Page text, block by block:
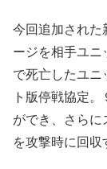
今回追加された
ージを相手ユニ
で死亡したユニ
ト版停戦協定
ができ、さらに
を攻撃時に回収